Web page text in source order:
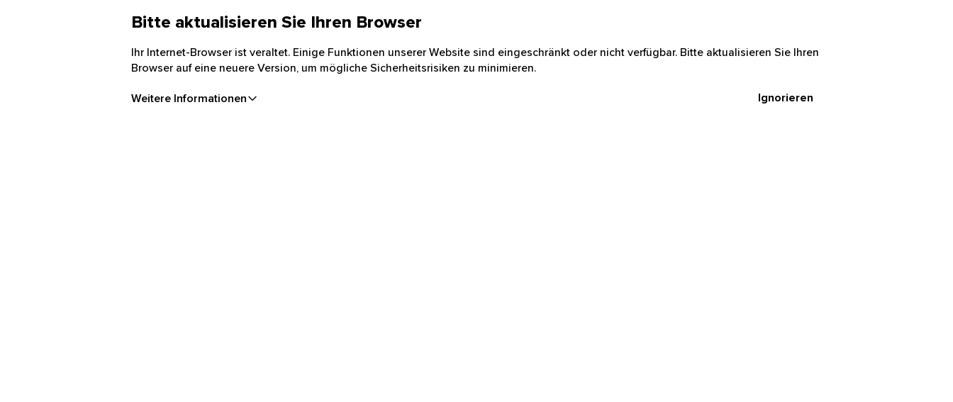
Bitte aktualisieren Sie Ihren Browser
Ihr Internet-Browser ist veraltet. Einige Funktionen unserer Website sind eingeschränkt oder nicht verfügbar. Bitte aktualisieren Sie Ihren
Browser auf eine neuere Version, um mögliche Sicherheitsrisiken zu minimieren.
Weitere Informationen Ignorieren